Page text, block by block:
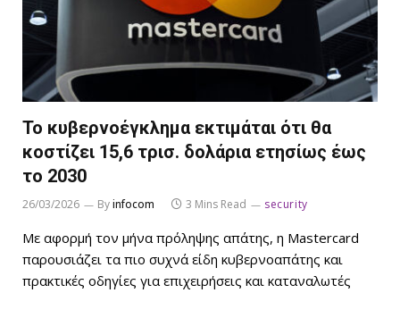
Το κυβερνοέγκλημα εκτιμάται ότι θα
κοστίζει 15,6 τρισ. δολάρια ετησίως έως
το 2030
26/03/2026 Byinfocom 3 Mins Read security
Με αφορμή τον μήνα πρόληψης απάτης, η Mastercard
παρουσιάζει τα πιο συχνά είδη κυβερνοαπάτης και
πρακτικές οδηγίες για επιχειρήσεις και καταναλωτές